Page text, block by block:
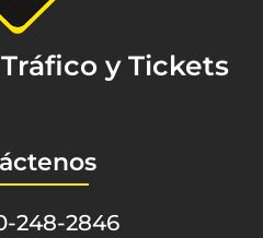
y Tickets
248-2846